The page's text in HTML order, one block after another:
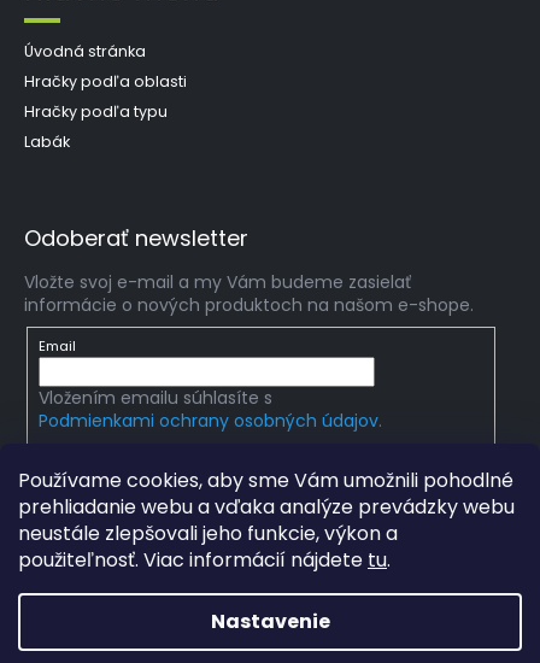
Používame cookies, aby sme Vám umožnili pohodlné
prehliadanie webu a vďaka analýze prevádzky webu
neustále zlepšovali jeho funkcie, výkon a
použiteľnosť. Viac informácií nájdete tu.
Nastavenie
Úvodná stránka
Hračky podľa oblasti
Hračky podľa typu
Labák
Odoberať newsletter
Vložte svoj e-mail a my Vám budeme zasielať
informácie o nových produktoch na našom e-shope.
Email
Vložením emailu súhlasíte s
Podmienkami ochrany osobných údajov.
mlady-vedec.sk
. Všetky práva
vyhradené.Upraviť nastavenie cookies
Grafický návrh vytvořil a na Shoptet implementoval
Hladatechka s.r.o.